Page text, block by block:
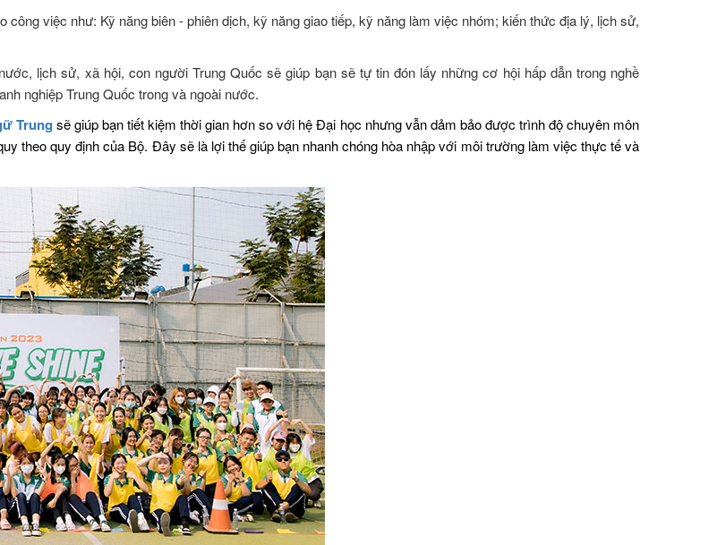
việc như: Kỹ năng biên - phiên dịch, kỹ năng giao tiếp, kỹ năng làm việc nhóm; kiến thức địa lý, lịch sử,
lịch sử, xã hội, con người Trung Quốc sẽ giúp bạn sẽ tự tin đón lấy những cơ hội hấp dẫn trong nghề
nghiệp Trung Quốc trong và ngoài nước.
Trung sẽ giúp bạn tiết kiệm thời gian hơn so với hệ Đại học nhưng vẫn dảm bảo được trình độ chuyên môn
theo quy định của Bộ. Đây sẽ là lợi thế giúp bạn nhanh chóng hòa nhập với môi trường làm việc thực tế và